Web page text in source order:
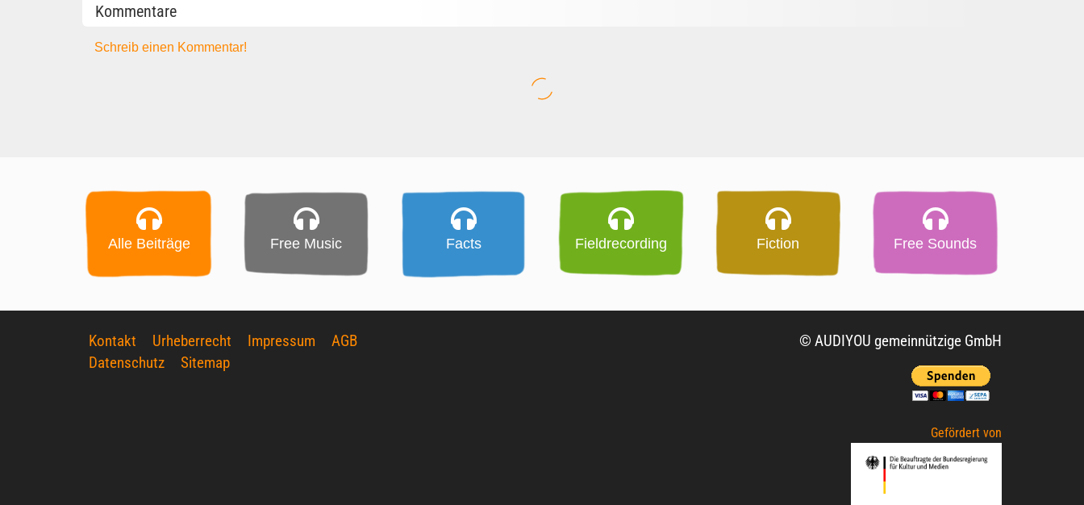
Kommentare
Schreib einen Kommentar!
Alle Beiträge Free Music Facts Fieldrecording Fiction Free Sounds
Kontakt Urheberrecht Impressum
AGB
Datenschutz
Sitemap
© AUDIYOU gemeinnützige GmbH
Gefördert von